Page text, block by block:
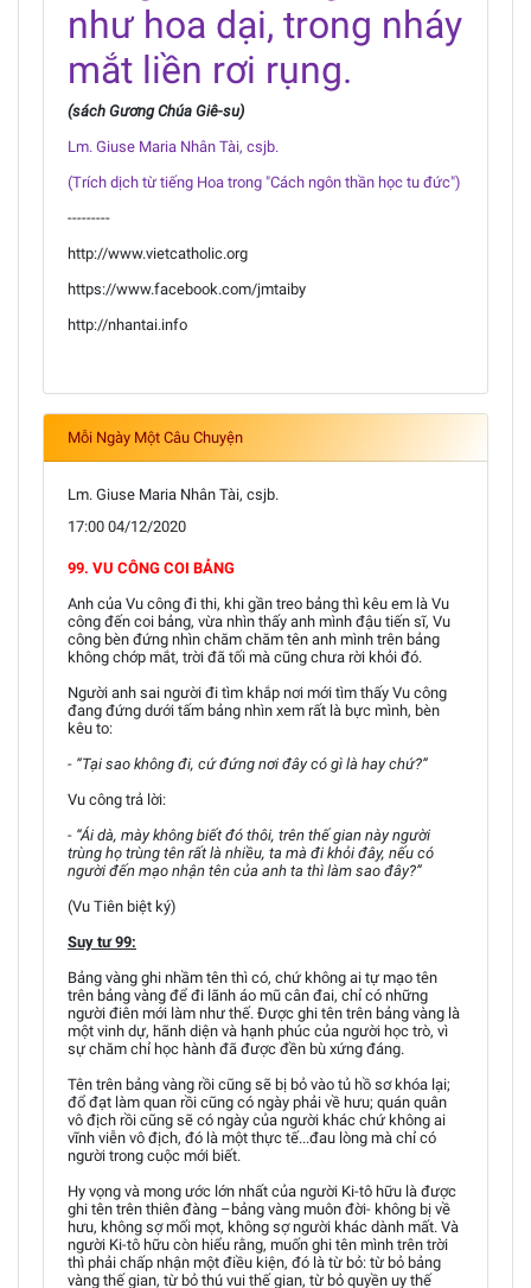
như hoa dại, trong nháy
mắt liền rơi rụng.
(sách Gương Chúa Giê-su)
Lm. Giuse Maria Nhân Tài, csjb.
(Trích dịch từ tiếng Hoa trong "Cách ngôn thần học tu đức")
---------
http://www.vietcatholic.org
https://www.facebook.com/jmtaiby
http://nhantai.info
Mỗi Ngày Một Câu Chuyện
Lm. Giuse Maria Nhân Tài, csjb.
17:00 04/12/2020
99. VU CÔNG COI BẢNG
Anh của Vu công đi thi, khi gần treo bảng thì kêu em là Vu
công đến coi bảng, vừa nhìn thấy anh mình đậu tiến sĩ, Vu
công bèn đứng nhìn chăm chăm tên anh mình trên bảng
không chớp mắt, trời đã tối mà cũng chưa rời khỏi đó.
Người anh sai người đi tìm khắp nơi mới tìm thấy Vu công
đang đứng dưới tấm bảng nhìn xem rất là bực mình, bèn
kêu to:
- “Tại sao không đi, cứ đứng nơi đây có gì là hay chứ?”
Vu công trả lời:
- “Ái dà, mày không biết đó thôi, trên thế gian này người
trùng họ trùng tên rất là nhiều, ta mà đi khỏi đây, nếu có
người đến mạo nhận tên của anh ta thì làm sao đây?”
(Vu Tiên biệt ký)
Suy tư 99:
Bảng vàng ghi nhầm tên thì có, chứ không ai tự mạo tên
trên bảng vàng để đi lãnh áo mũ cân đai, chỉ có những
người điên mới làm như thế. Được ghi tên trên bảng vàng là
một vinh dự, hãnh diện và hạnh phúc của người học trò, vì
sự chăm chỉ học hành đã được đền bù xứng đáng.
Tên trên bảng vàng rồi cũng sẽ bị bỏ vào tủ hồ sơ khóa lại;
đổ đạt làm quan rồi cũng có ngày phải về hưu; quán quân
vô địch rồi cũng sẽ có ngày của người khác chứ không ai
vĩnh viễn vô địch, đó là một thực tế...đau lòng mà chỉ có
người trong cuộc mới biết.
Hy vọng và mong ước lớn nhất của người Ki-tô hữu là được
ghi tên trên thiên đàng –bảng vàng muôn đời- không bị về
hưu, không sợ mối mọt, không sợ người khác dành mất. Và
người Ki-tô hữu còn hiểu rằng, muốn ghi tên mình trên trời
thì phải chấp nhận một điều kiện, đó là từ bỏ: từ bỏ bảng
vàng thế gian, từ bỏ thú vui thế gian, từ bỏ quyền uy thế